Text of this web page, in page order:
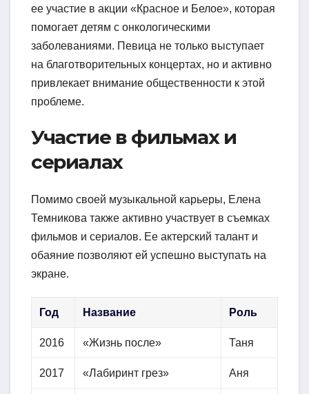
ее участие в акции «Красное и Белое», которая
помогает детям с онкологическими
заболеваниями. Певица не только выступает
на благотворительных концертах, но и активно
привлекает внимание общественности к этой
проблеме.
Участие в фильмах и
сериалах
Помимо своей музыкальной карьеры, Елена
Темникова также активно участвует в съемках
фильмов и сериалов. Ее актерский талант и
обаяние позволяют ей успешно выступать на
экране.
Год Название Роль
2016 «Жизнь после» Таня
2017 «Лабиринт грез» Аня